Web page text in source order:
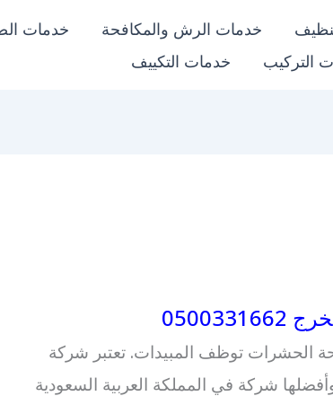
خدمات الرش والمكافحة خدمات
التركيب خدمات التكييف
توظف المبيدات. تعتبر شركة
شركة في المملكة العربية السعودية